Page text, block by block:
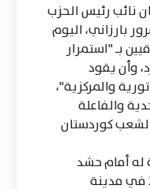
نائب رئيس الحزب
بارزاني، اليوم
بـ "استمرار
وأن يقود
والمركزية"،
والفاعلة
لشعب كوردستان
له أمام حشد
انتخابي لقائمة الحزب رقم 275 في مدينة